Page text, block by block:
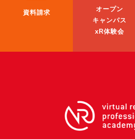
ブログ
3DGSスキャンサービス
資料請求
オープン
キャンパス
xR体験会